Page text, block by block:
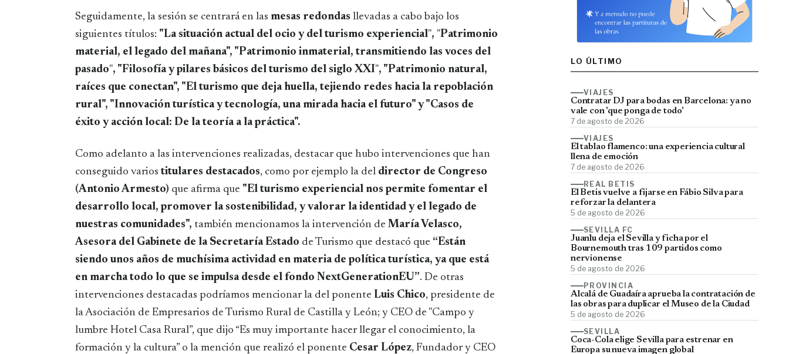
Seguidamente, la sesión se centrará en las mesas redondas llevadas a cabo bajo los
siguientes títulos: "La situación actual del ocio y del turismo experiencial", "Patrimonio
material, el legado del mañana", "Patrimonio inmaterial, transmitiendo las voces del
pasado", "Filosofía y pilares básicos del turismo del siglo XXI", "Patrimonio natural,
raíces que conectan", "El turismo que deja huella, tejiendo redes hacia la repoblación
rural", "Innovación turística y tecnología, una mirada hacia el futuro" y "Casos de
éxito y acción local: De la teoría a la práctica".
Como adelanto a las intervenciones realizadas, destacar que hubo intervenciones que han
conseguido variostitulares destacados, como por ejemplo la del director de Congreso
(Antonio Armesto) que afirma que "El turismo experiencial nos permite fomentar el
desarrollo local, promover la sostenibilidad, y valorar la identidad y el legado de
nuestras comunidades", también mencionamos la intervención de María Velasco,
Asesora del Gabinete de la Secretaría Estado de Turismo que destacó que “Están
siendo unos años de muchísima actividad en materia de política turística, ya que está
en marcha todo lo que se impulsa desde el fondo NextGenerationEU”. De otras
intervenciones destacadas podríamos mencionar la del ponente Luis Chico, presidente de
la Asociación de Empresarios de Turismo Rural de Castilla y León; y CEO de "Campo y
lumbre Hotel Casa Rural”, que dijo “Es muy importante hacer llegar el conocimiento, la
formación y la cultura” o la mención que realizó el ponente Cesar López, Fundador y CEO
LO ÚLTIMO
VIAJES
Contratar DJ para bodas en Barcelona: ya no
vale con 'que ponga de todo'
7 de agosto de 2026
VIAJES
El tablao flamenco: una experiencia cultural
llena de emoción
7 de agosto de 2026
REAL BETIS
El Betis vuelve a fijarse en Fábio Silva para
reforzar la delantera
5 de agosto de 2026
SEVILLA FC
Juanlu deja el Sevilla y ficha por el
Bournemouth tras 109 partidos como
nervionense
5 de agosto de 2026
PROVINCIA
Alcalá de Guadaíra aprueba la contratación de
las obras para duplicar el Museo de la Ciudad
5 de agosto de 2026
SEVILLA
Coca-Cola elige Sevilla para estrenar en
Europa su nueva imagen global